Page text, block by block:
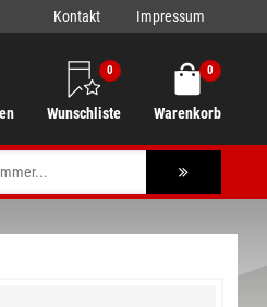
Kontakt Impressum
0
Wunschliste
0
Warenkorb